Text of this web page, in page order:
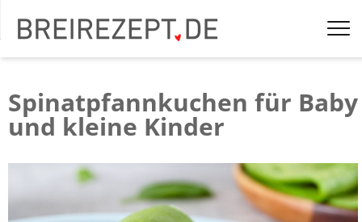
Spinatpfannkuchen für Baby
und kleine Kinder